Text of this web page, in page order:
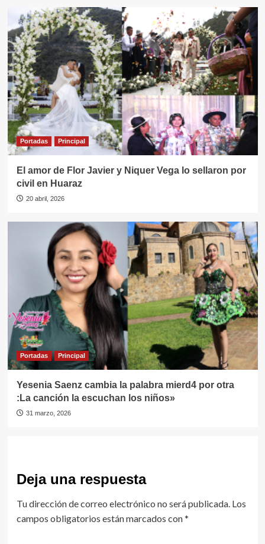
Portadas Principal
El amor de Flor Javier y Niquer Vega lo sellaron por
civil en Huaraz
20 abril, 2026
Portadas Principal
Yesenia Saenz cambia la palabra mierd4 por otra
:La canción la escuchan los niños»
31 marzo, 2026
Deja una respuesta
Tu dirección de correo electrónico no será publicada. Los
campos obligatorios están marcados con*